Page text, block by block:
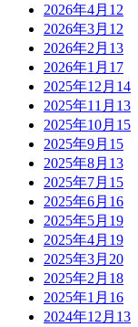
2026年4月 12
2026年3月 12
2026年2月 13
2026年1月 17
2025年12月 14
2025年11月 13
2025年10月 15
2025年9月 15
2025年8月 13
2025年7月 15
2025年6月 16
2025年5月 19
2025年4月 19
2025年3月 20
2025年2月 18
2025年1月 16
2024年12月 13